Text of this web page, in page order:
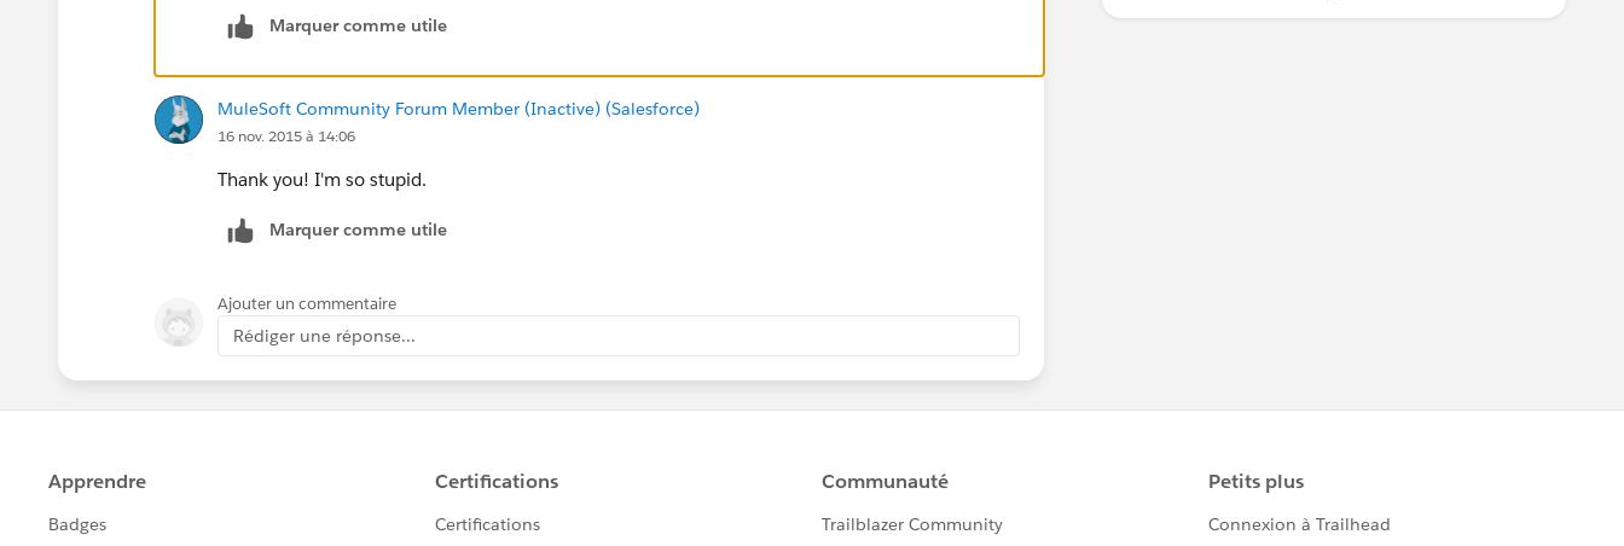
Marquer comme utile
MuleSoft Community Forum Member (Inactive) (Salesforce)
16 nov. 2015 à 14:06
Thank you! I'm so stupid.
Marquer comme utile
Ajouter un commentaire
Rédiger une réponse...